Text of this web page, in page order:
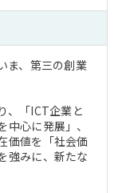
ま、第三の創業
、「ICT企業と
心に発展」、
価値を「社会価
強みに、新たな